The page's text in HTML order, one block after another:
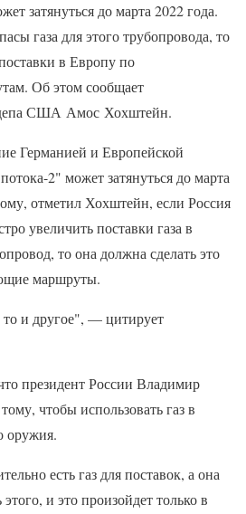
затянуться до марта 2022 года.
газа для этого трубопровода, то
в Европу по
Об этом сообщает
США Амос Хохштейн.
Германией и Европейской
2" может затянуться до марта
отметил Хохштейн, если Россия
увеличить поставки газа в
то она должна сделать это
маршруты.
и другое", — цитирует
президент России Владимир
чтобы использовать газ в
оружия.
есть газ для поставок, а она
и это произойдет только в